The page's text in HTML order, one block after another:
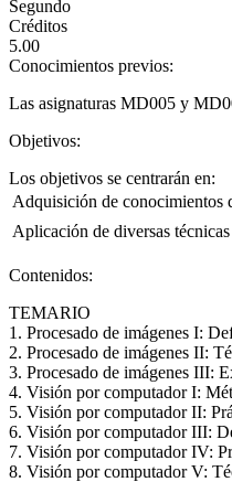
Segundo
Créditos
5.00
Conocimientos previos:
Las asignaturas MD005 y
Objetivos:
Los objetivos se centrarán en:
 Adquisición de
 Aplicación de diversas
Contenidos:
TEMARIO
1. Procesado de imágenes I:
2. Procesado de imágenes II:
3. Procesado de imágenes III:
4. Visión por computador I:
5. Visión por computador II:
6. Visión por computador III:
7. Visión por computador IV:
8. Visión por computador V: